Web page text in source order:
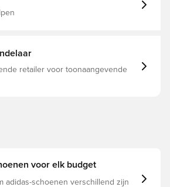
retailer voor toonaangevende
voor elk budget
adidas-schoenen verschillend zijn